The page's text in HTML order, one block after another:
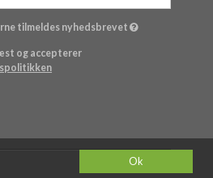
Ok
tilmeldes nyhedsbrevet
og accepterer